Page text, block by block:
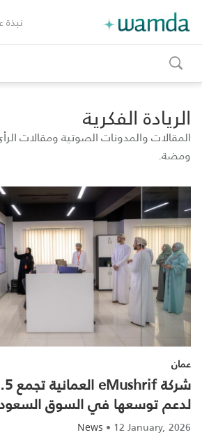
toggle
search
الريادة الفكرية
المقالات والمدونات الصوتية ومقالات
ومضة.
عمان
لدعم توسعها في السوق
News • 12 January, 2026